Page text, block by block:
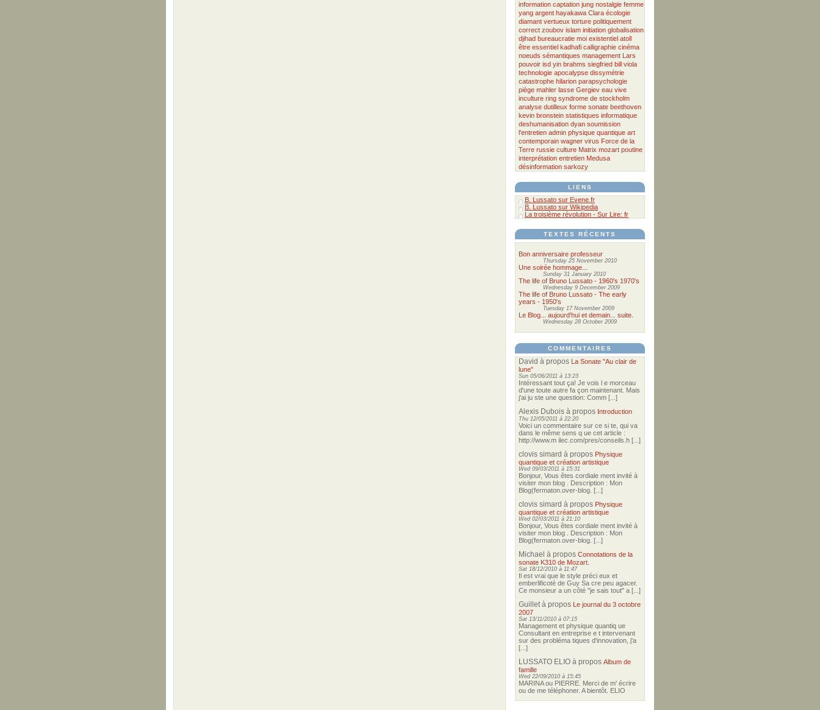
information captation jung nostalgie femme
yang argent hayakawa Clara écologie
diamant vertueux torture politiquement
correct zoubov islam initiation globalisation
djihad bureaucratie moi existentiel atoll
être essentiel kadhafi calligraphie cinéma
noeuds sémantiques management Lars
pouvoir isd yin brahms siegfried bill viola
technologie apocalypse dissymétrie
catastrophe hilarion parapsychologie
piège mahler lasse Gergiev eau vive
inculture ring syndrome de stockholm
analyse dutilleux forme sonate beethoven
kevin bronstein statistiques informatique
deshumanisation dyan soumission
l'entretien admin physique quantique art
contemporain wagner virus Force de la
Terre russie culture Matrix mozart poutine
interprétation entretien Medusa
désinformation sarkozy
LIENS
B. Lussato sur Evene.fr
B. Lussato sur Wikipedia
La troisième révolution - Sur Lire: fr
TEXTES RÉCENTS
Bon anniversaire professeur
Thursday 25 November 2010
Une soirée hommage...
Sunday 31 January 2010
The life of Bruno Lussato - 1960's 1970's
Wednesday 9 December 2009
The life of Bruno Lussato - The early
years - 1950's
Tuesday 17 November 2009
Le Blog... aujourd'hui et demain... suite.
Wednesday 28 October 2009
COMMENTAIRES
David à propos La Sonate "Au clair de
lune"
Sun 05/06/2011 à 13:23
Intéressant tout ça! Je vois l e morceau
d'une toute autre fa çon maintenant. Mais
j'ai ju ste une question: Comm [...]
Alexis Dubois à propos Introduction
Thu 12/05/2011 à 22:20
Voici un commentaire sur ce si te, qui va
dans le même sens q ue cet article :
http://www.m ilec.com/pres/conseils.h [...]
clovis simard à propos Physique
quantique et création artistique
Wed 09/03/2011 à 15:31
Bonjour, Vous êtes cordiale ment invité à
visiter mon blog . Description : Mon
Blog(fermaton.over-blog. [...]
clovis simard à propos Physique
quantique et création artistique
Wed 02/03/2011 à 21:10
Bonjour, Vous êtes cordiale ment invité à
visiter mon blog . Description : Mon
Blog(fermaton.over-blog. [...]
Michael à propos Connotations de la
sonate K310 de Mozart.
Sat 18/12/2010 à 11:47
Il est vrai que le style préci eux et
emberlificoté de Guy Sa cre peu agacer.
Ce monsieur a un côté "je sais tout" a [...]
Guilletà propos Le journal du 3 octobre
2007
Sat 13/11/2010 à 07:15
Management et physique quantiq ue
Consultant en entreprise e t intervenant
sur des probléma tiques d'innovation, j'a
[...]
LUSSATO ELIO à propos Album de
famille
Wed 22/09/2010 à 15:45
MARINA ou PIERRE. Merci de m' écrire
ou de me téléphoner. A bientôt. ELIO